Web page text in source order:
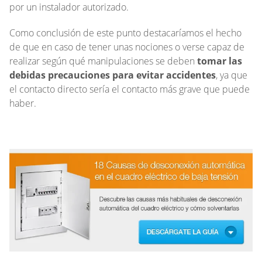
por un instalador autorizado.
Como conclusión de este punto destacaríamos el hecho
de que en caso de tener unas nociones o verse capaz de
realizar según qué manipulaciones se deben tomar las
debidas precauciones para evitar accidentes, ya que
el contacto directo sería el contacto más grave que puede
haber.